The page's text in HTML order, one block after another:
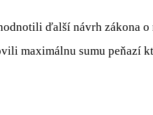
ďalší návrh zákona
maximálnu sumu peňazí